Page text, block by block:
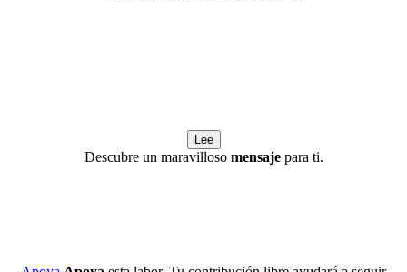
Lee
Descubre un maravilloso mensajepara ti.